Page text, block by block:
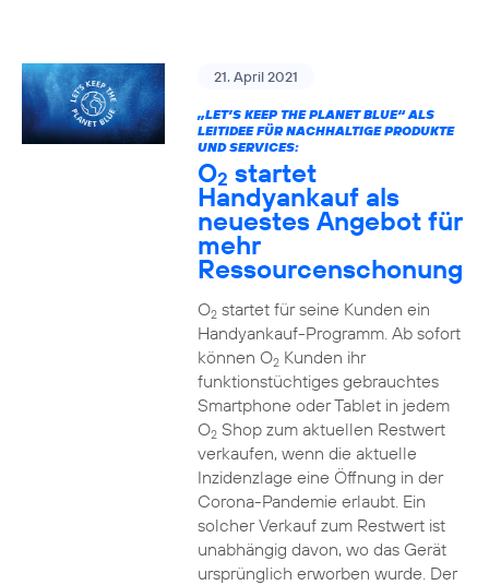
21. April 2021
„LET’S KEEP THE PLANET BLUE“ ALS
LEITIDEE FÜR NACHHALTIGE PRODUKTE
UND SERVICES:
O2 startet
Handyankauf als
neuestes Angebot für
mehr
Ressourcenschonung
O2startet für seine Kunden ein
Handyankauf-Programm. Ab sofort
können O2Kunden ihr
funktionstüchtiges gebrauchtes
Smartphone oder Tablet in jedem
O2Shop zum aktuellen Restwert
verkaufen, wenn die aktuelle
Inzidenzlage eine Öffnung in der
Corona-Pandemie erlaubt. Ein
solcher Verkauf zum Restwert ist
unabhängig davon, wo das Gerät
ursprünglich erworben wurde. Der